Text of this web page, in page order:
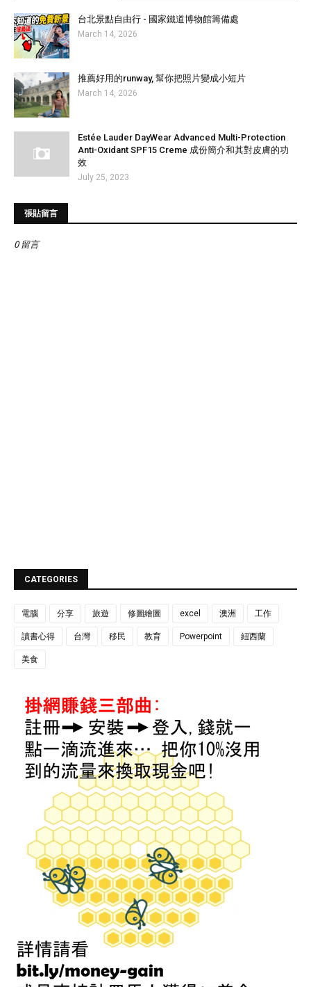
台北景點自由行 - 國家鐵道博物館籌備處
March 14, 2026
推薦好用的runway, 幫你把照片變成小短片
March 14, 2026
Estée Lauder DayWear Advanced Multi-Protection
Anti-Oxidant SPF15 Creme 成份簡介和其對皮膚的功
效
July 25, 2023
張貼留言
0 留言
CATEGORIES
電腦 分享 旅遊 修圖繪圖 excel 澳洲 工作
讀書心得 台灣 移民 教育 Powerpoint 紐西蘭
美食